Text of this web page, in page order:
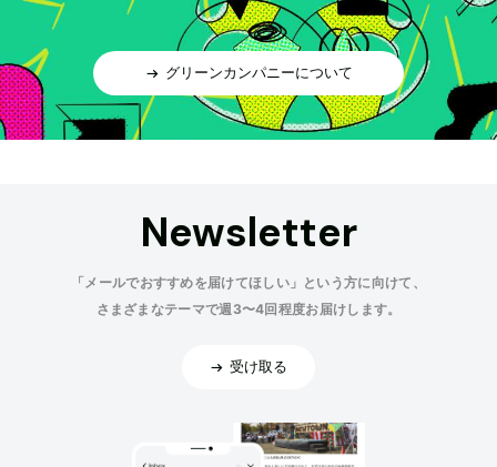
グリーンカンパニーについて
Newsletter
「メールでおすすめを届けてほしい」という方に向けて、
さまざまなテーマで週3〜4回程度お届けします。
受け取る